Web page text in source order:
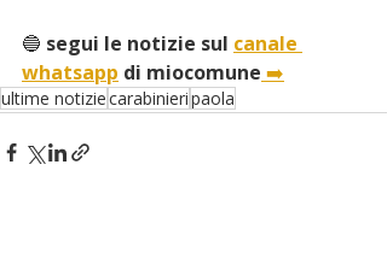
🔵 segui le notizie sul canale
whatsapp di miocomune ➡️
ultime notiziecarabinieripaola